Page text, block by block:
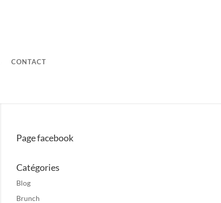
CONTACT
Page facebook
Catégories
Blog
Brunch